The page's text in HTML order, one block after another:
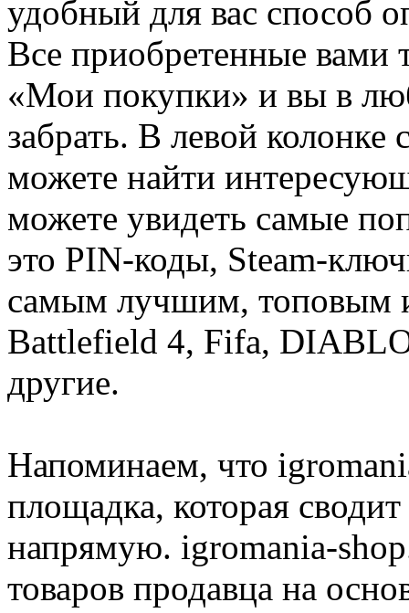
удобный для вас способ
Все приобретенные вами
«Мои покупки» и вы в
забрать. В левой
можете найти
можете увидеть самые
это PIN-коды, Steam-
самым лучшим, топовым
Battlefield 4, Fifa,
другие.
Напоминаем, что
площадка, которая
напрямую. igromania-
товаров продавца на